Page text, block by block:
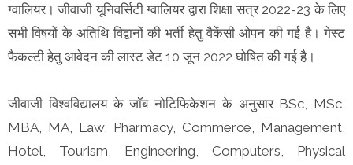
ग्वालियर। जीवाजी यूनिवर्सिटी ग्वालियर द्वारा शिक्षा सत्र 2022-23 के लिए
सभी विषयों के अतिथि विद्वानों की भर्ती हेतु वैकेंसी ओपन की गई है। गेस्ट
फैकल्टी हेतु आवेदन की लास्ट डेट 10 जून 2022 घोषित की गई है।
जीवाजी विश्वविद्यालय के जॉब नोटिफिकेशन के अनुसार BSc, MSc,
MBA, MA, Law, Pharmacy, Commerce, Management,
Hotel, Tourism, Engineering, Computers, Physical